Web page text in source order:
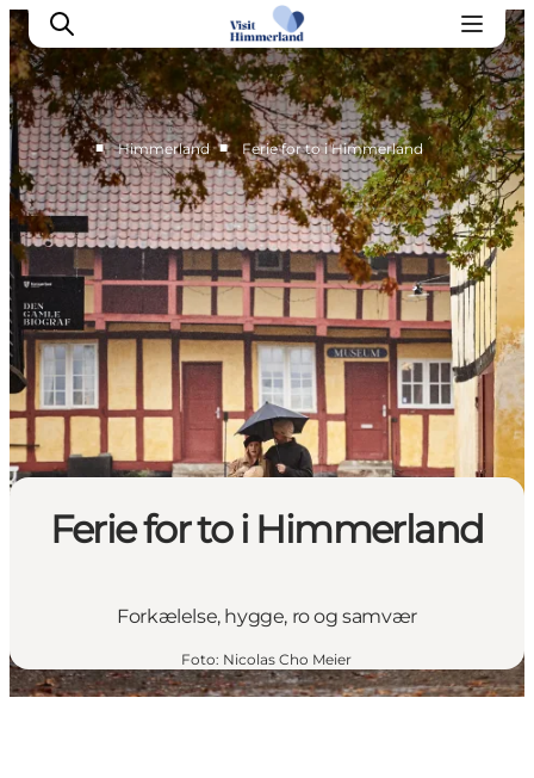
Oplev Himmerland
Udforsk naturen
Himmerlandsbyer
DET SKER
Planlæg din ferie
Book Oplevelser
Praktisk info
■ Himmerland ■ Ferie for to i Himmerland
Ferie for to i Himmerland
Forkælelse, hygge, ro og samvær
Foto: Nicolas Cho Meier